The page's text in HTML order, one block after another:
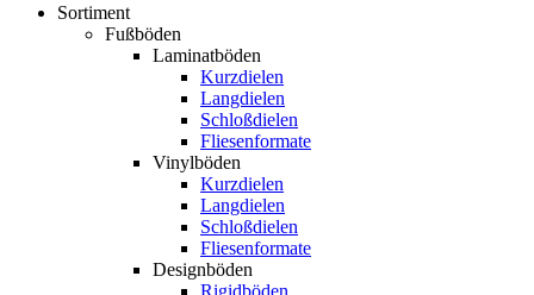
Sortiment
Fußböden
Laminatböden
Kurzdielen
Langdielen
Schloßdielen
Fliesenformate
Vinylböden
Kurzdielen
Langdielen
Schloßdielen
Fliesenformate
Designböden
Rigidböden